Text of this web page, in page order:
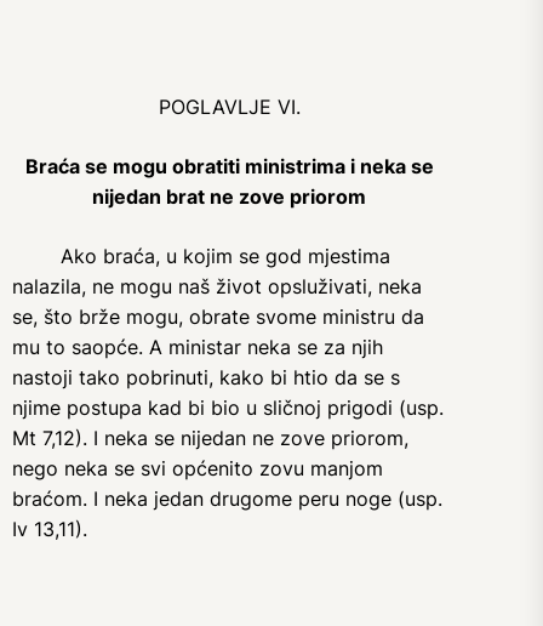
POGLAVLJE VI.
Braća se mogu obratiti ministrima i neka se
nijedan brat ne zove priorom
Ako braća, u kojim se god mjestima
nalazila, ne mogu naš život opsluživati, neka
se, što brže mogu, obrate svome ministru da
mu to saopće. A ministar neka se za njih
nastoji tako pobrinuti, kako bi htio da se s
njime postupa kad bi bio u sličnoj prigodi (usp.
Mt 7,12). I neka se nijedan ne zove priorom,
nego neka se svi općenito zovu manjom
braćom. I neka jedan drugome peru noge (usp.
Iv 13,11).